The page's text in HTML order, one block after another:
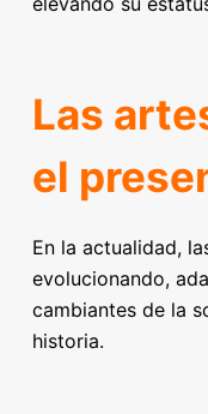
Las
el
En la actualidad,
evolucionando,
cambiantes de la
historia.